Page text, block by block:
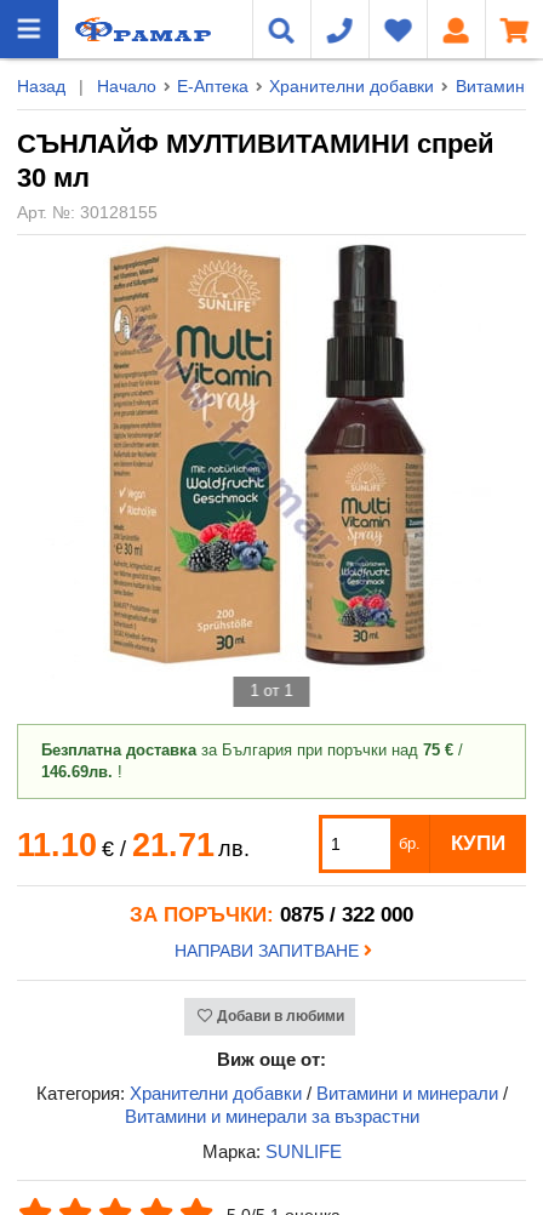
Назад | Начало Е-Аптека Хранителни добавки Витамини
СЪНЛАЙФ МУЛТИВИТАМИНИ спрей
30 мл
Арт. №: 30128155
1 от 1
Безплатна доставказа България при поръчки над 75 € /
146.69лв. !
11.10 €/ 21.71лв. бр. КУПИ
ЗА ПОРЪЧКИ: 0875 / 322 000
НАПРАВИ ЗАПИТВАНЕ
Добави в любими
Виж още от:
Категория: Хранителни добавки/ Витамини и минерали/
Витамини и минерали за възрастни
Марка: SUNLIFE